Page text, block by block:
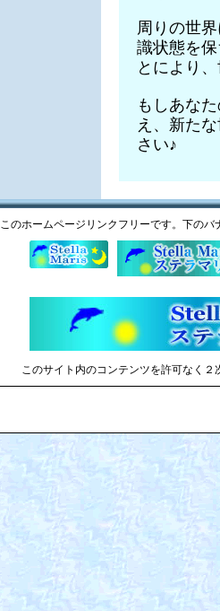
周りの世
識状態を
とにより
もしあな
え、新た
さい♪
このホームページリンクフリーです。下の
このサイト内のコンテンツを許可なく